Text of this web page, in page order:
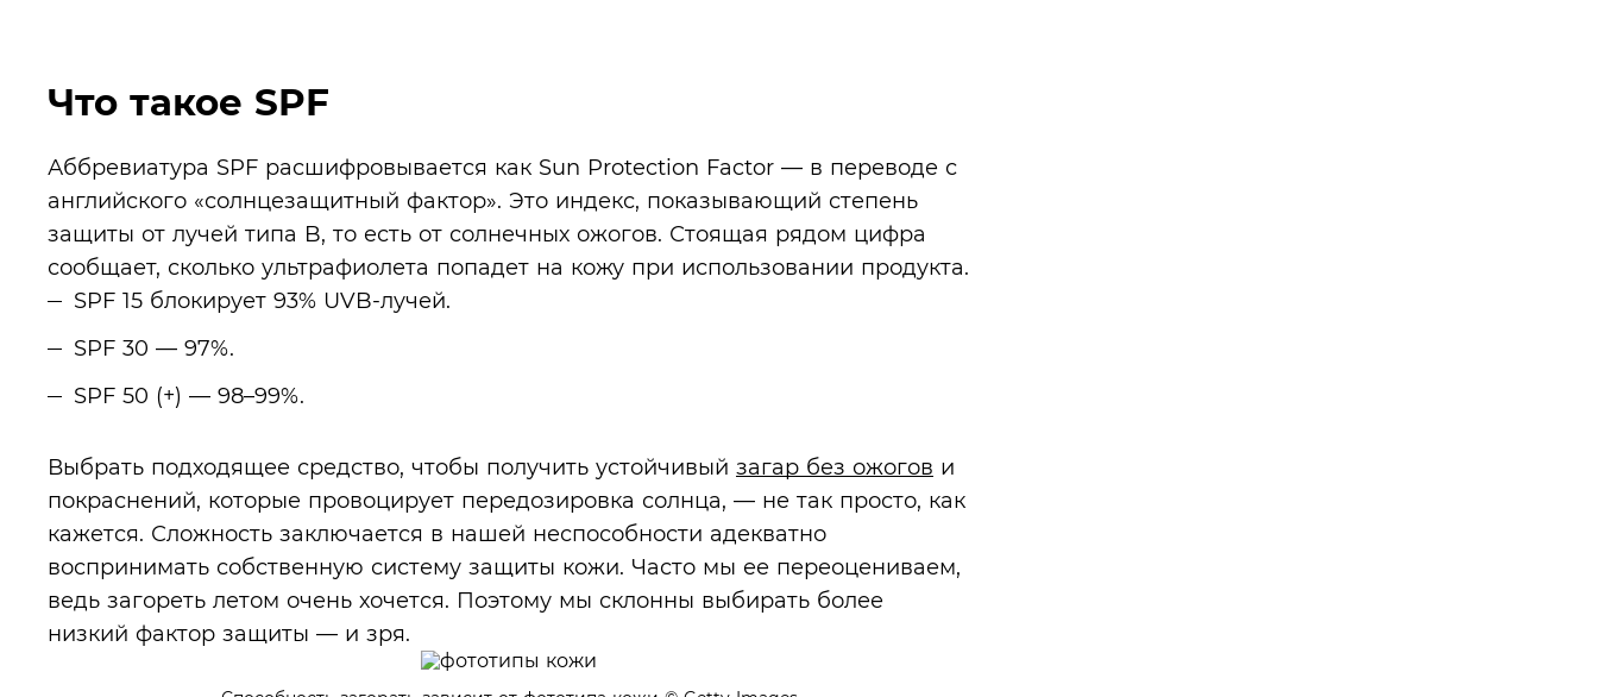
Что такое SPF
Аббревиатура SPF расшифровывается как Sun Protection Factor — в переводе с
английского «солнцезащитный фактор». Это индекс, показывающий степень
защиты от лучей типа B, то есть от солнечных ожогов. Стоящая рядом цифра
сообщает, сколько ультрафиолета попадет на кожу при использовании продукта.
SPF 15 блокирует 93% UVB-лучей.
SPF 30 — 97%.
SPF 50 (+) — 98–99%.
Выбрать подходящее средство, чтобы получить устойчивый загар без ожогов и
покраснений, которые провоцирует передозировка солнца, — не так просто, как
кажется. Сложность заключается в нашей неспособности адекватно
воспринимать собственную систему защиты кожи. Часто мы ее переоцениваем,
ведь загореть летом очень хочется. Поэтому мы склонны выбирать более
низкий фактор защиты — и зря.